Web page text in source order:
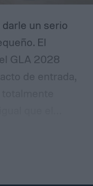
un serio
El
GLA 2028
de entrada,
de la
en la